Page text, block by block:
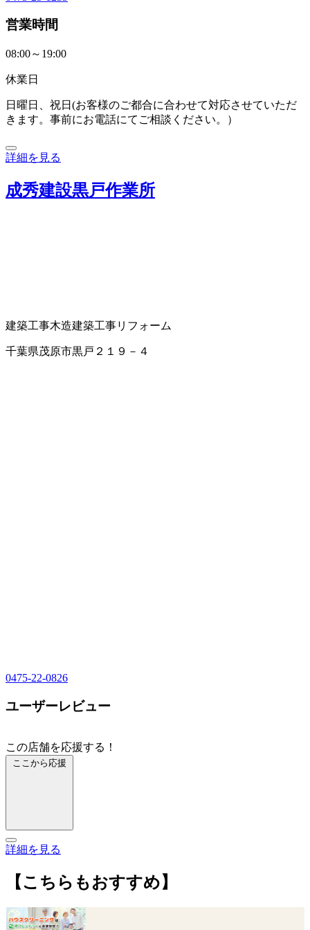
営業時間
08:00～19:00
休業日
日曜日、祝日(お客様のご都合に合わせて対応させていただ
きます。事前にお電話にてご相談ください。）
詳細を見る
成秀建設黒戸作業所
建築工事木造建築工事リフォーム
千葉県茂原市黒戸２１９－４
0475-22-0826
ユーザーレビュー
この店舗を応援する！
ここから応援
詳細を見る
【こちらもおすすめ】